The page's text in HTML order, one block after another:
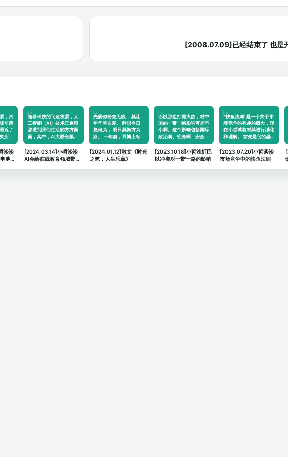
[2008.07.09]已经结束了 也是
，汽
前所
近了
所…
谈谈
池对
随着科技的飞速发展，人
工智能（AI）技术正逐渐
渗透到我们生活的方方面
面，其中，AI大语言模…
[2024.03.14]小哲谈谈
AI会给在线教育领域带来
光阴似箭去无痕， 莫让
年华空自度。 静思今日
复何为， 明日莫悔方为
路。 十年前，豆瓣上标
[2024.01.12]散文《时光
之笔，人生乐章》
巴以那边打得火热，对中
国的一带一路影响可是不
小啊。这个影响包括国际
政治啊、经济啊、安全…
[2023.10.18]小哲浅析巴
以冲突对一带一路的影响
“快鱼法则”是一个关于市
场竞争的有趣的概念，现
在小哲试着对其进行消化
和理解。 首先是它的基…
[2023.07.20]小哲谈谈
市场竞争中的快鱼法则